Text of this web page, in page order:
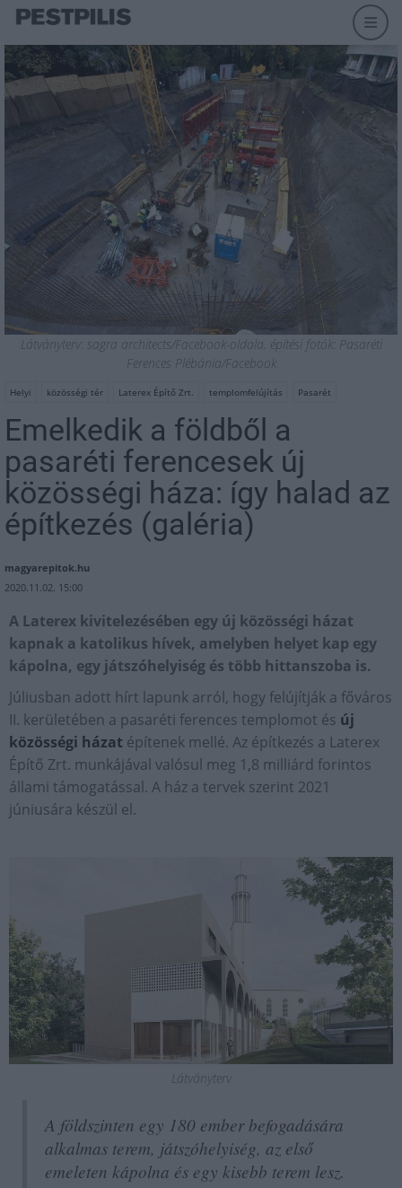
Látványterv: sagra architects/Facebook-oldala, építési fotók: Pasaréti
Ferences Plébánia/Facebook
Helyi közösségi tér Laterex Építő Zrt. templomfelújítás Pasarét
Emelkedik a földből a
pasaréti ferencesek új
közösségi háza: így halad az
építkezés (galéria)
magyarepitok.hu
2020.11.02. 15:00
A Laterex kivitelezésében egy új közösségi házat
kapnak a katolikus hívek, amelyben helyet kap egy
kápolna, egy játszóhelyiség és több hittanszoba is.
Júliusban adott hírt lapunk arról, hogy felújítják a főváros
II. kerületében a pasaréti ferences templomot és új
közösségi házat építenek mellé. Az építkezés a Laterex
Építő Zrt. munkájával valósul meg 1,8 milliárd forintos
állami támogatással. A ház a tervek szerint 2021
júniusára készül el.
Látványterv
A földszinten egy 180 ember befogadására
alkalmas terem, játszóhelyiség, az első
emeleten kápolna és egy kisebb terem lesz.